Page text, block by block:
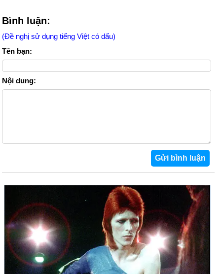
Bình luận:
(Đề nghị sử dụng tiếng Việt có dấu)
Tên bạn:
Nội dung: